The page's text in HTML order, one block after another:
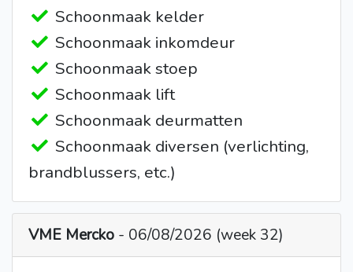
Schoonmaak kelder
Schoonmaak inkomdeur
Schoonmaak stoep
Schoonmaak lift
Schoonmaak deurmatten
Schoonmaak diversen (verlichting,
brandblussers, etc.)
VME Mercko - 06/08/2026 (week 32)